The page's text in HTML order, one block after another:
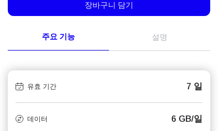
장바구니 담기
주요 기능 설명
유효 기간 7 일
데이터 6 GB/일